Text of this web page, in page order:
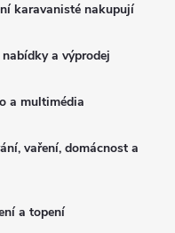
karavanisté nakupují
a výprodej
a multimédia
vaření, domácnost a
a topení